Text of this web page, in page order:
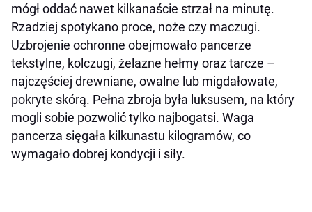
mógł oddać nawet kilkanaście strzał na minutę.
Rzadziej spotykano proce, noże czy maczugi.
Uzbrojenie ochronne obejmowało pancerze
tekstylne, kolczugi, żelazne hełmy oraz tarcze –
najczęściej drewniane, owalne lub migdałowate,
pokryte skórą. Pełna zbroja była luksusem, na który
mogli sobie pozwolić tylko najbogatsi. Waga
pancerza sięgała kilkunastu kilogramów, co
wymagało dobrej kondycji i siły.